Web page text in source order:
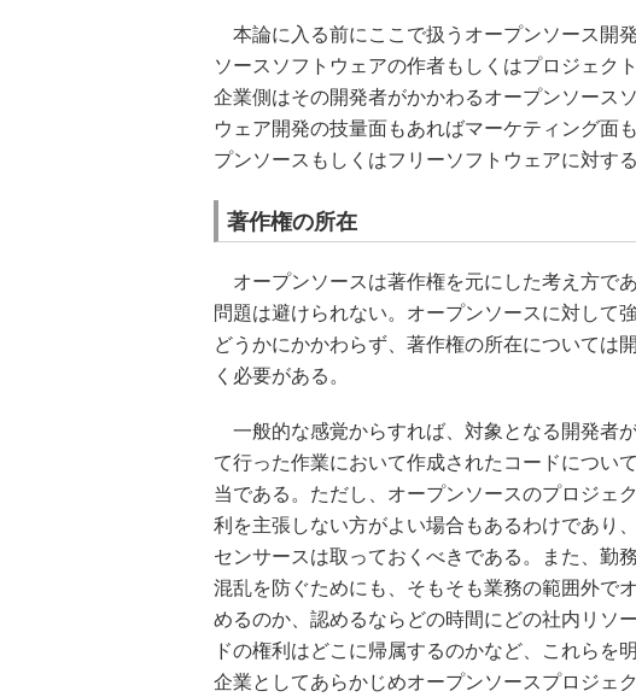
本論に入る前にここで扱うオープンソース開
ソースソフトウェアの作者もしくはプロジェク
企業側はその開発者がかかわるオープンソース
ウェア開発の技量面もあればマーケティング面
プンソースもしくはフリーソフトウェアに対す
著作権の所在
オープンソースは著作権を元にした考え方で
問題は避けられない。オープンソースに対して
どうかにかかわらず、著作権の所在については
く必要がある。
一般的な感覚からすれば、対象となる開発者
て行った作業において作成されたコードについ
当である。ただし、オープンソースのプロジェ
利を主張しない方がよい場合もあるわけであり
センサースは取っておくべきである。また、勤
混乱を防ぐためにも、そもそも業務の範囲外で
めるのか、認めるならどの時間にどの社内リソ
ドの権利はどこに帰属するのかなど、これらを
企業としてあらかじめオープンソースプロジェ